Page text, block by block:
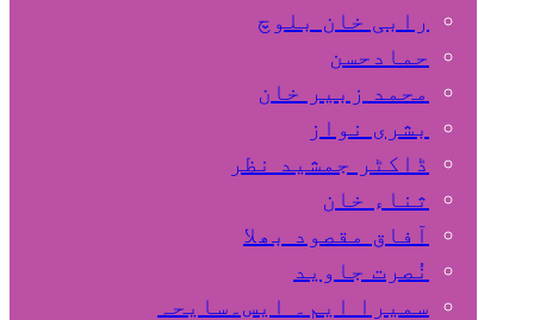
رابی خان بلوچ
حمادحسن
محمد زبیر خان
بشری نواز
ڈاکٹر جمشید نظر
ثناء خان
آفاق مقصود بھلا
نُصرت جاوید
سمیرا ایم۔ ایس۔سایحہ